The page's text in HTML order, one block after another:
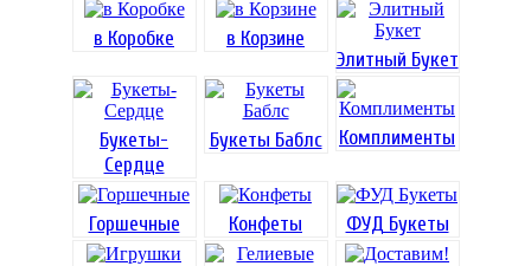
в Коробке
в Корзине
Элитный Букет
Букеты-
Сердце
Букеты Баблс Комплименты
Горшечные Конфеты ФУД Букеты